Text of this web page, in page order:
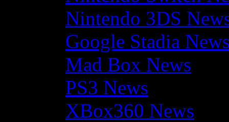
Nintendo 3DS
Google Stadia
Mad Box News
PS3 News
XBox360 News